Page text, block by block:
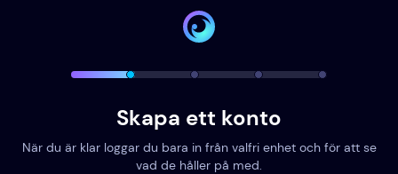
Skapa ett konto
När du är klar loggar du bara in från valfri enhet och för att se
vad de håller på med.